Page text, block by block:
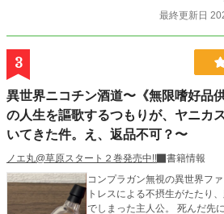
最終更新日
3
異世界ニコチン酒道〜《無限嗜好品
の人生を謳歌するつもりが、ヤニカ
いてきた件。え、返品不可？〜
ノエ丸@草原スタート２巻発売中!!
書籍情報
コンプラガン無視の異世界フ
トレスによる不摂生がたたり
でしまった主人公。 死んだ